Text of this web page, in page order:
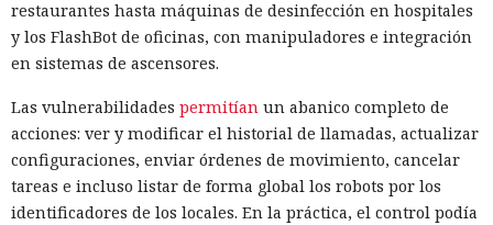
restaurantes hasta máquinas de desinfección en hospitales
y los FlashBot de oficinas, con manipuladores e integración
en sistemas de ascensores.
Las vulnerabilidades permitían un abanico completo de
acciones: ver y modificar el historial de llamadas, actualizar
configuraciones, enviar órdenes de movimiento, cancelar
tareas e incluso listar de forma global los robots por los
identificadores de los locales. En la práctica, el control podía